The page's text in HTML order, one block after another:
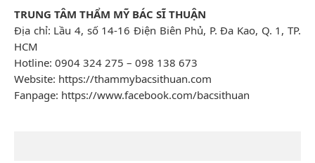
TRUNG TÂM THẨM MỸ BÁC SĨ THUẬN
Địa chỉ: Lầu 4, số 14-16 Điện Biên Phủ, P. Đa Kao, Q. 1, TP.
HCM
Hotline: 0904 324 275 – 098 138 673
Website: https://thammybacsithuan.com
Fanpage: https://www.facebook.com/bacsithuan